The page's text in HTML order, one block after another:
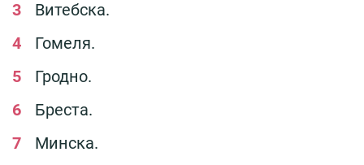
Витебска.
Гомеля.
Гродно.
Бреста.
Минска.